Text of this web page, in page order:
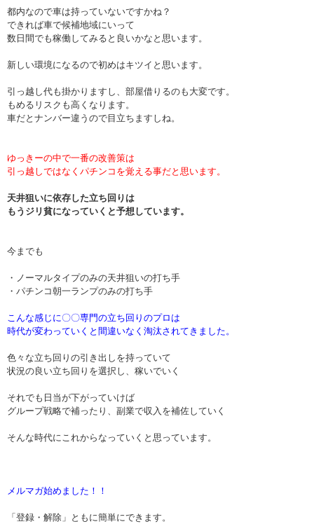
都内なので車は持っていないですかね？
できれば車で候補地域にいって
数日間でも稼働してみると良いかなと思います。
新しい環境になるので初めはキツイと思います。
引っ越し代も掛かりますし、部屋借りるのも大変です。
もめるリスクも高くなります。
車だとナンバー違うので目立ちますしね。
ゆっきーの中で一番の改善策は
引っ越しではなくパチンコを覚える事だと思います。
天井狙いに依存した立ち回りは
もうジリ貧になっていくと予想しています。
今までも
・ノーマルタイプのみの天井狙いの打ち手
・パチンコ朝一ランプのみの打ち手
こんな感じに〇〇専門の立ち回りのプロは
時代が変わっていくと間違いなく淘汰されてきました。
色々な立ち回りの引き出しを持っていて
状況の良い立ち回りを選択し、稼いでいく
それでも日当が下がっていけば
グループ戦略で補ったり、副業で収入を補佐していく
そんな時代にこれからなっていくと思っています。
メルマガ始めました！！
「登録・解除」ともに簡単にできます。